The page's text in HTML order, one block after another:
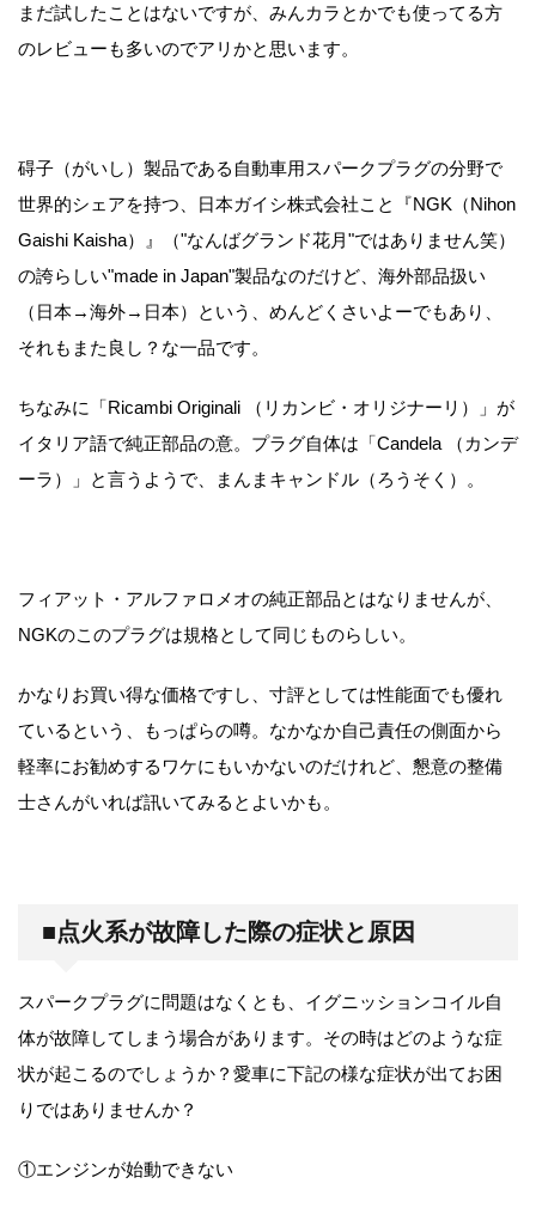
まだ試したことはないですが、みんカラとかでも使ってる方
のレビューも多いのでアリかと思います。
碍子（がいし）製品である自動車用スパークプラグの分野で
世界的シェアを持つ、日本ガイシ株式会社こと『NGK（Nihon
Gaishi Kaisha）』（"なんばグランド花月"ではありません笑）
の誇らしい"made in Japan"製品なのだけど、海外部品扱い
（日本→海外→日本）という、めんどくさいよーでもあり、
それもまた良し？な一品です。
ちなみに「Ricambi Originali （リカンビ・オリジナーリ）」が
イタリア語で純正部品の意。プラグ自体は「Candela （カンデ
ーラ）」と言うようで、まんまキャンドル（ろうそく）。
フィアット・アルファロメオの純正部品とはなりませんが、
NGKのこのプラグは規格として同じものらしい。
かなりお買い得な価格ですし、寸評としては性能面でも優れ
ているという、もっぱらの噂。なかなか自己責任の側面から
軽率にお勧めするワケにもいかないのだけれど、懇意の整備
士さんがいれば訊いてみるとよいかも。
■点火系が故障した際の症状と原因
スパークプラグに問題はなくとも、イグニッションコイル自
体が故障してしまう場合があります。その時はどのような症
状が起こるのでしょうか？愛車に下記の様な症状が出てお困
りではありませんか？
①エンジンが始動できない